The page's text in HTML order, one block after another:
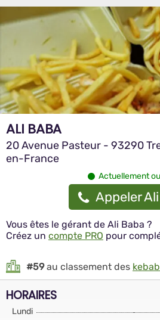
ALI BABA
20 Avenue Pasteur - 93290
en-France
Actuellement
Appeler
Vous êtes le gérant de Ali Baba ?
Créez un compte PRO pour
#59au classement des
HORAIRES
Lundi